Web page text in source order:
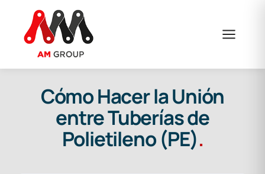
content
Cómo Hacer la Unión
entre Tuberías de
Polietileno (PE).